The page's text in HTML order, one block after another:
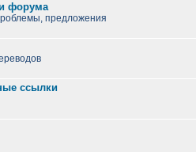
форума
предложения
ссылки